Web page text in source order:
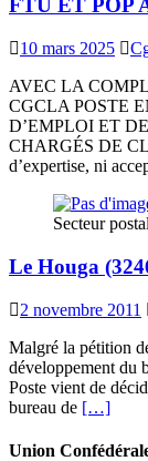
FTU ET POP
10 mars 2025
AVEC LA
CGCLA POSTE
D’EMPLOI ET
CHARGÉS DE
d’expertise, ni
Secteur postal
Le Houga
2 novembre 2011
Malgré la pétition
développement du
Poste vient de
bureau de […]
Union